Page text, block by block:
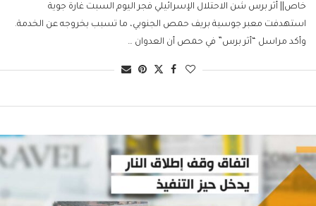
خاص|| أثر برس شن الاحتلال الإسرائيلي فجر اليوم السبت غارة جوية
استهدفت معبر جوسية بريف حمص الجنوبي، ما تسبب بخروجه عن الخدمة.
وأكد مراسل “أثر برس” في حمص أن العدوان …